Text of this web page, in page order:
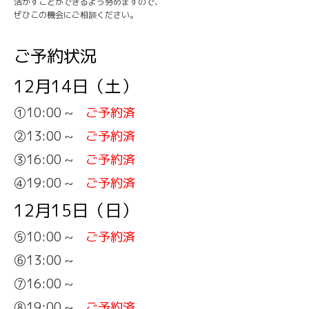
ぜひこの機会にご相談ください。
ご予約状況
12月14日（土）
①10:00 ~ ご予約済
②13:00 ~ ご予約済
③16:00 ~ ご予約済
④19:00 ~ ご予約済
12月15日（日）
⑤10:00 ~ ご予約済
⑥13:00 ~
⑦16:00 ~